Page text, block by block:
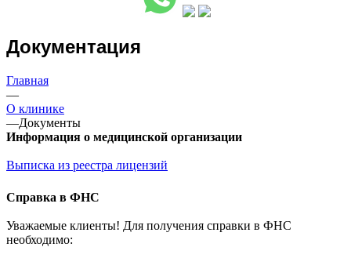
Документация
Главная
—
О клинике
—Документы
Информация о медицинской организации
Выписка из реестра лицензий
Справка в ФНС
Уважаемые клиенты! Для получения справки в ФНС
необходимо: